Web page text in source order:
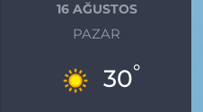
16 AĞUSTOS
PAZAR
30°